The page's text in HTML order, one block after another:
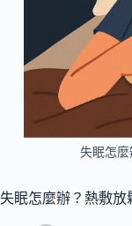
展
緩
所
搜
失眠怎
失眠怎麼辦？熱敷放